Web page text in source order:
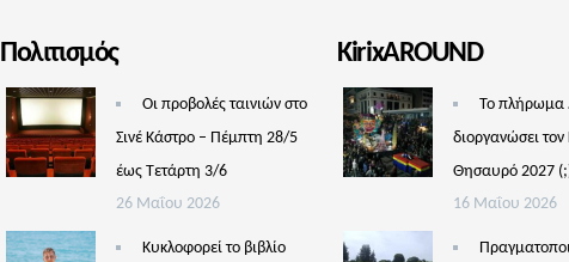
Πολιτισμός
Οι προβολές ταινιών στο
Σινέ Κάστρο – Πέμπτη 28/5
έως Τετάρτη 3/6
26 Μαΐου 2026
Κυκλοφορεί το βιβλίο
KirixAROUND
Το πλήρωμα
διοργανώσει
Θησαυρό 2027
16 Μαΐου 2026